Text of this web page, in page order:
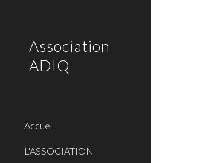
Association
ADIQ
Accueil
L'ASSOCIATION